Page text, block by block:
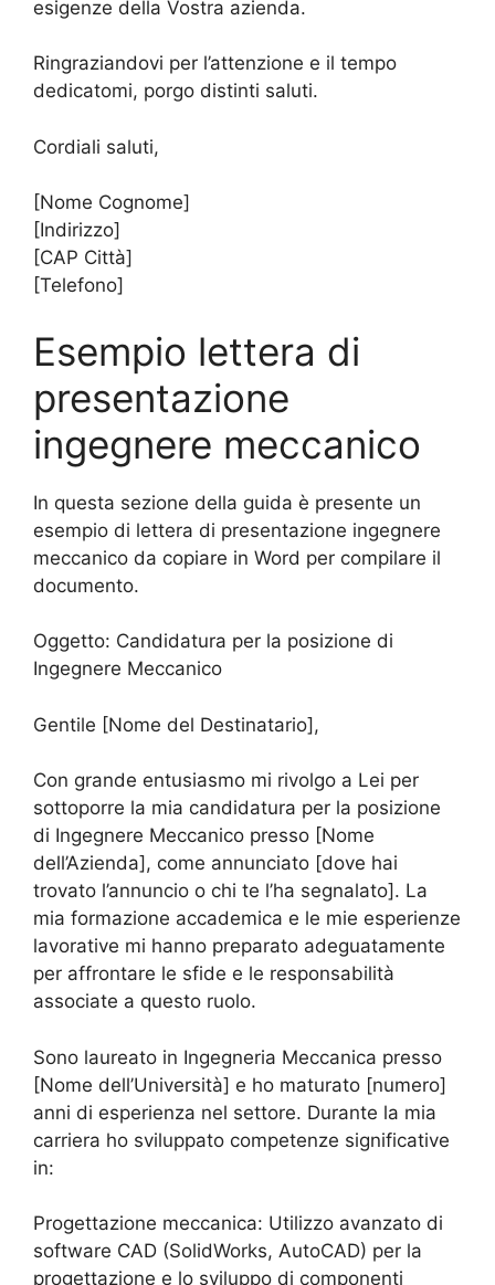
esigenze della Vostra azienda.
Ringraziandovi per l’attenzione e il tempo
dedicatomi, porgo distinti saluti.
Cordiali saluti,
[Nome Cognome]
[Indirizzo]
[CAP Città]
[Telefono]
Esempio lettera di
presentazione
ingegnere meccanico
In questa sezione della guida è presente un
esempio di lettera di presentazione ingegnere
meccanico da copiare in Word per compilare il
documento.
Oggetto: Candidatura per la posizione di
Ingegnere Meccanico
Gentile [Nome del Destinatario],
Con grande entusiasmo mi rivolgo a Lei per
sottoporre la mia candidatura per la posizione
di Ingegnere Meccanico presso [Nome
dell’Azienda], come annunciato [dove hai
trovato l’annuncio o chi te l’ha segnalato]. La
mia formazione accademica e le mie esperienze
lavorative mi hanno preparato adeguatamente
per affrontare le sfide e le responsabilità
associate a questo ruolo.
Sono laureato in Ingegneria Meccanica presso
[Nome dell’Università] e ho maturato [numero]
anni di esperienza nel settore. Durante la mia
carriera ho sviluppato competenze significative
in:
Progettazione meccanica: Utilizzo avanzato di
software CAD (SolidWorks, AutoCAD) per la
progettazione e lo sviluppo di componenti